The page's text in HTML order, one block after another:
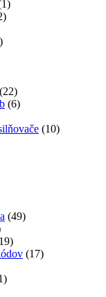
(22)
(6)
(10)
(49)
(17)